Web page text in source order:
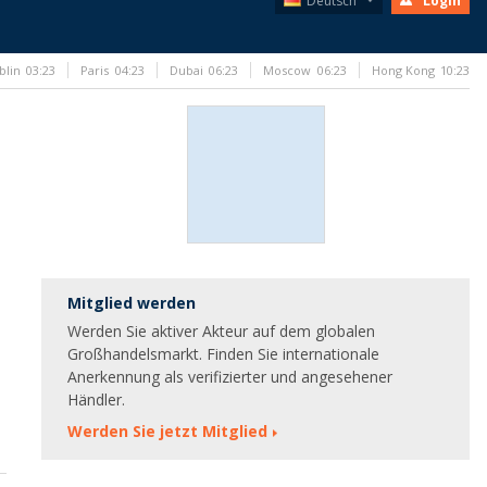
Mitglied werden
Werden Sie aktiver Akteur auf dem globalen
Großhandelsmarkt. Finden Sie internationale
Anerkennung als verifizierter und angesehener
Händler.
Werden Sie jetzt Mitglied
03:23 Paris 04:23 Dubai 06:23 Moscow 06:23 Hong Kong 10:23